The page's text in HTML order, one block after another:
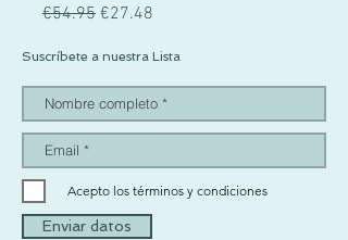
一般價格
€54.95 促銷價格
€27.48
Suscríbete a nuestra Lista
Acepto los términos y condiciones
Enviar datos